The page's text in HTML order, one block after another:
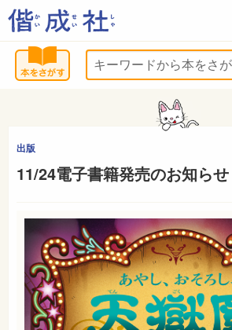
出版
11/24電子書籍発売のお知らせ